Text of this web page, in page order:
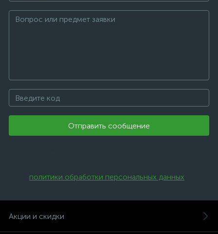
Отправить сообщение
политики обработки персональных данных
Акции и скидки